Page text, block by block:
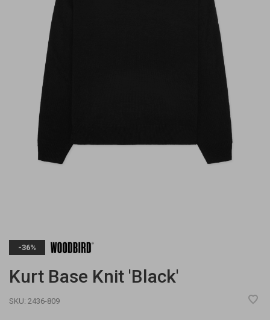
-36%
Kurt Base Knit 'Black'
SKU: 2436-809